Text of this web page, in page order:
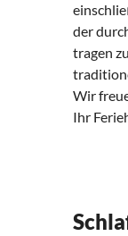
der
tragen
Wir
Ihr